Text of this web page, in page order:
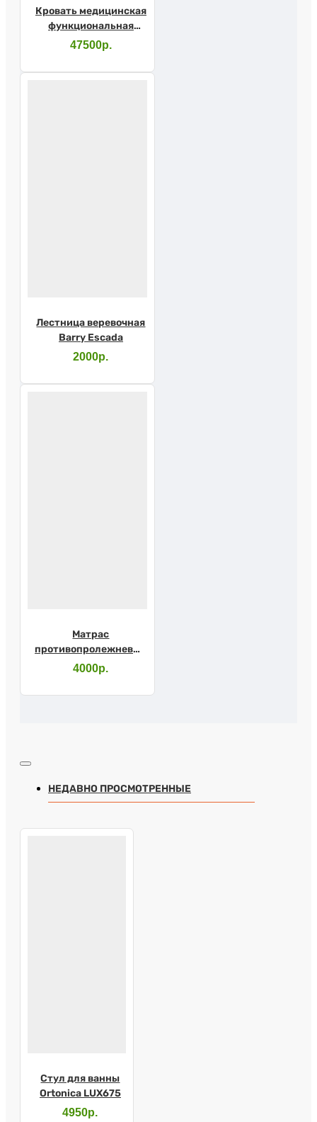
Кровать медицинская
функциональная
механическая Barry
принадлежностями
47500р.
Лестница веревочная
Barry Escada
2000р.
Матрас
противопролежневый
ORTHOFORMA
4000р.
НЕДАВНО ПРОСМОТРЕННЫЕ
Стул для ванны
Ortonica LUX675
4950р.